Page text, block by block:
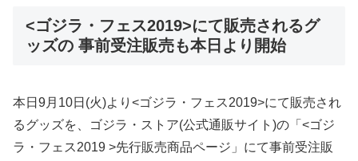
<ゴジラ・フェス2019>にて販売されるグ
ッズの 事前受注販売も本日より開始
本日9月10日(火)より<ゴジラ・フェス2019>にて販売され
るグッズを、ゴジラ・ストア(公式通販サイト)の「<ゴジ
ラ・フェス2019 >先行販売商品ページ」にて事前受注販